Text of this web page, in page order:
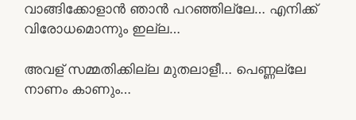
വാങ്ങിക്കോളാൻ ഞാൻ പറഞ്ഞില്ലേ… എനിക്ക്
വിരോധമൊന്നും ഇല്ല…
അവള് സമ്മതിക്കില്ല മുതലാളീ… പെണ്ണല്ലേ
നാണം കാണും…